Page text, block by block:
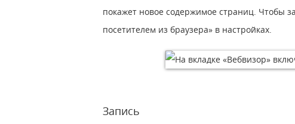
покажет новое содержимое страниц. Чтобы
посетителем из браузера» в настройках.
Запись